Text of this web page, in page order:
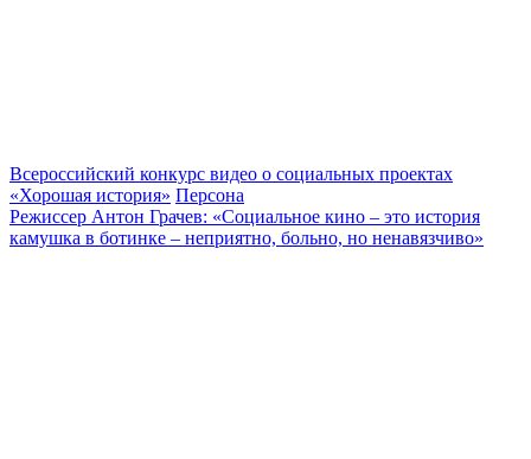
Всероссийский конкурс видео о социальных проектах
«Хорошая история» Персона
Режиссер Антон Грачев: «Социальное кино – это история
камушка в ботинке – неприятно, больно, но ненавязчиво»